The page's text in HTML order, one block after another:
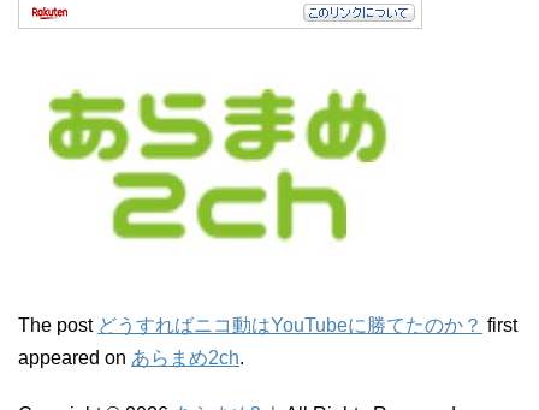
The post どうすればニコ動はYouTubeに勝てたのか？ first
appeared on あらまめ2ch.